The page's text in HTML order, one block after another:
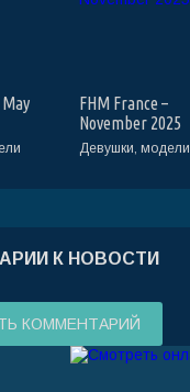
FHM France –
November 2025
Девушки, модели
К НОВОСТИ
КОММЕНТАРИЙ